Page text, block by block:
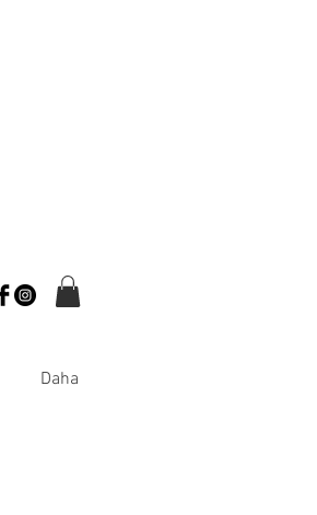
Daha